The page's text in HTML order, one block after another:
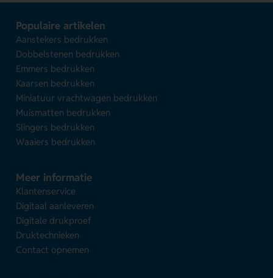
Populaire artikelen
Aanstekers bedrukken
Dobbelstenen bedrukken
Emmers bedrukken
Kaarsen bedrukken
Miniatuur vrachtwagen bedrukken
Muismatten bedrukken
Slingers bedrukken
Waaiers bedrukken
Meer informatie
Klantenservice
Digitaal aanleveren
Digitale drukproef
Druktechnieken
Contact opnemen